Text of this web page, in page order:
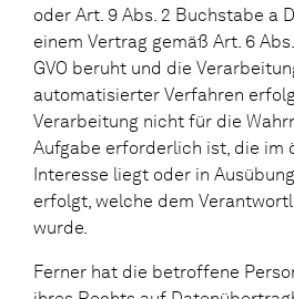
oder Art. 9 Abs. 2 Buchstabe a
einem Vertrag gemäß Art. 6
GVO beruht und die
automatisierter Verfahren
Verarbeitung nicht für die
Aufgabe erforderlich ist, die im
Interesse liegt oder in
erfolgt, welche dem
wurde.
Ferner hat die betroffene